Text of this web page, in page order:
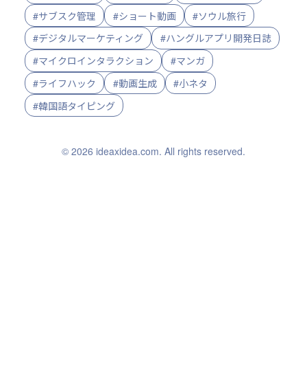
#サブスク管理
#ショート動画
#ソウル旅行
#デジタルマーケティング
#ハングルアプリ開発日誌
#マイクロインタラクション
#マンガ
#ライフハック
#動画生成
#小ネタ
#韓国語タイピング
© 2026 ideaxidea.com. All rights reserved.